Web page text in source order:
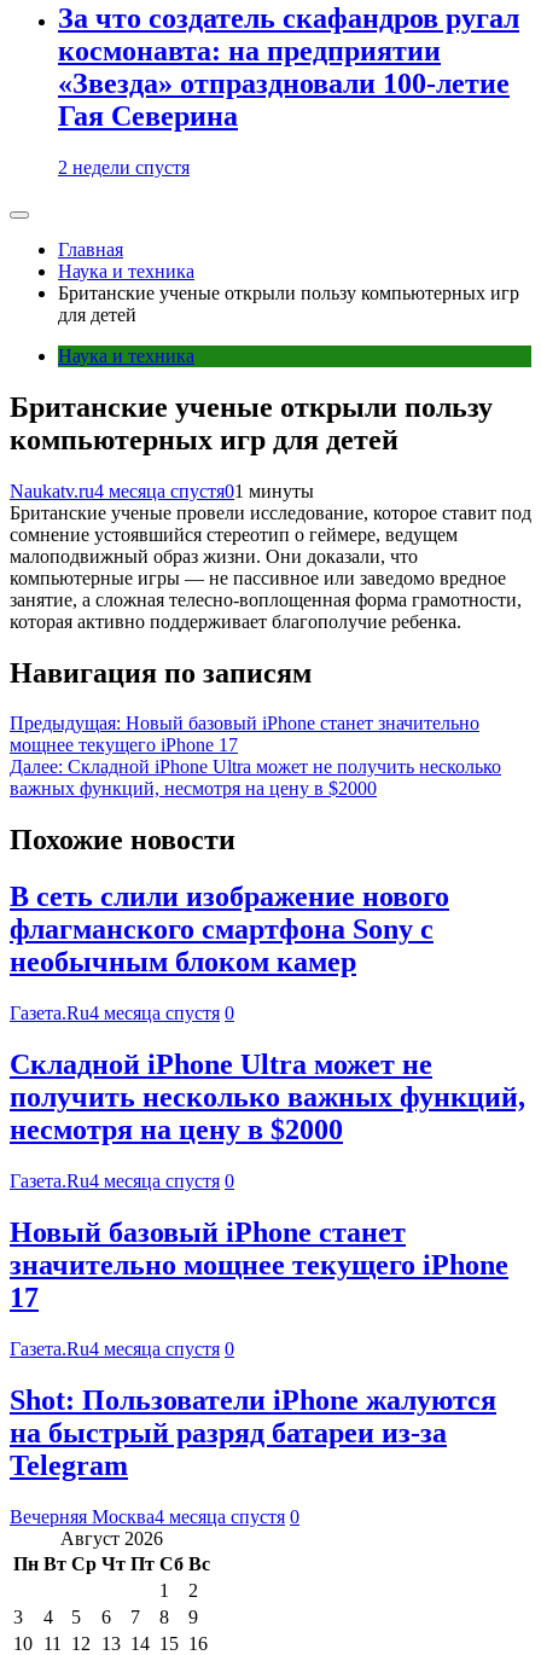
За что создатель скафандров ругал
космонавта: на предприятии
«Звезда» отпраздновали 100-летие
Гая Северина
2 недели спустя
Главная
Наука и техника
Британские ученые открыли пользу компьютерных игр
для детей
Наука и техника
Британские ученые открыли пользу
компьютерных игр для детей
Naukatv.ru4 месяца спустя01 минуты
Британские ученые провели исследование, которое ставит под
сомнение устоявшийся стереотип о геймере, ведущем
малоподвижный образ жизни. Они доказали, что
компьютерные игры — не пассивное или заведомо вредное
занятие, а сложная телесно-воплощенная форма грамотности,
которая активно поддерживает благополучие ребенка.
Навигация по записям
Предыдущая: Новый базовый iPhone станет значительно
мощнее текущего iPhone 17
Далее: Складной iPhone Ultra может не получить несколько
важных функций, несмотря на цену в $2000
Похожие новости
В сеть слили изображение нового
флагманского смартфона Sony с
необычным блоком камер
Газета.Ru4 месяца спустя 0
Складной iPhone Ultra может не
получить несколько важных функций,
несмотря на цену в $2000
Газета.Ru4 месяца спустя 0
Новый базовый iPhone станет
значительно мощнее текущего iPhone
17
Газета.Ru4 месяца спустя 0
Shot: Пользователи iPhone жалуются
на быстрый разряд батареи из-за
Telegram
Вечерняя Москва4 месяца спустя 0
Август 2026
Пн Вт Ср Чт Пт Сб Вс
1
2
3
4 5 6 7 8
9
10 11 12 13 14 15 16